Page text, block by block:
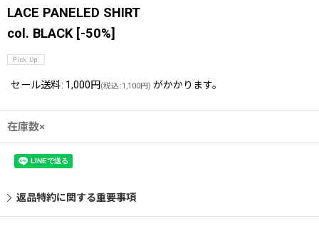
LACE PANELED SHIRT
col. BLACK [-50%]
セール送料: 1,000円 (税込 :1,100円) がかかります。
在庫数×
返品特約に関する重要事項